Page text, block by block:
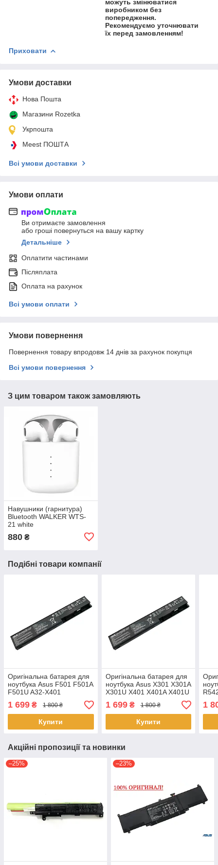
можуть змінюватися
виробником без
попередження.
Рекомендуємо уточнювати
їх перед замовленням!
Приховати
Умови доставки
Нова Пошта
Магазини Rozetka
Укрпошта
Meest ПОШТА
Всі умови доставки
Умови оплати
Ви отримаєте замовлення
або гроші повернуться на вашу картку
Детальніше
Оплатити частинами
Післяплата
Оплата на рахунок
Всі умови оплати
Умови повернення
Повернення товару впродовж 14 днів за рахунок покупця
Всі умови повернення
З цим товаром також замовляють
Навушники (гарнитура)
Bluetooth WALKER WTS-
21 white
880 ₴
Подібні товари компанії
Оригінальна батарея для
ноутбука Asus F501 F501A
F501U A32-X401
1 699 ₴ 1 800 ₴
Купити
Оригінальна батарея для
ноутбука Asus X301 X301A
X301U X401 X401A X401U
A32-X401
1 699₴ 1 800 ₴
Купити
1
Акційні пропозиції та новинки
–25% –23%